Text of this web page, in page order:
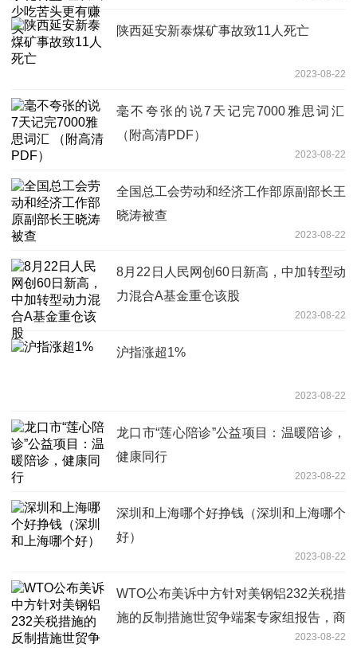
陕西延安新泰煤矿事故致11人死亡
2023-08-22
毫不夸张的说7天记完7000雅思词汇️
（附高清PDF）
2023-08-22
全国总工会劳动和经济工作部原副部长王
晓涛被查
2023-08-22
8月22日人民网创60日新高，中加转型动
力混合A基金重仓该股
2023-08-22
沪指涨超1%
2023-08-22
龙口市“莲心陪诊”公益项目：温暖陪诊，
健康同行
2023-08-22
深圳和上海哪个好挣钱（深圳和上海哪个
好）
2023-08-22
WTO公布美诉中方针对美钢铝232关税措
施的反制措施世贸争端案专家组报告，商
2023-08-22